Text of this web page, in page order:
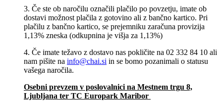
3. Če ste ob naročilu označili plačilo po povzetju, imate ob
dostavi možnost plačila z gotovino ali z bančno kartico. Pri
plačilu z bančno kartico, se prejemniku zaračuna provizija
1,13% zneska (odkupnina je višja za 1,13%)
4. Če imate težavo z dostavo nas pokličite na 02 332 84 10 ali
nam pišite na info@chai.si in se bomo pozanimali o statusu
vašega naročila.
Osebni prevzem v poslovalnici na Mestnem trgu 8,
Ljubljana​ ter TC Europark Maribor